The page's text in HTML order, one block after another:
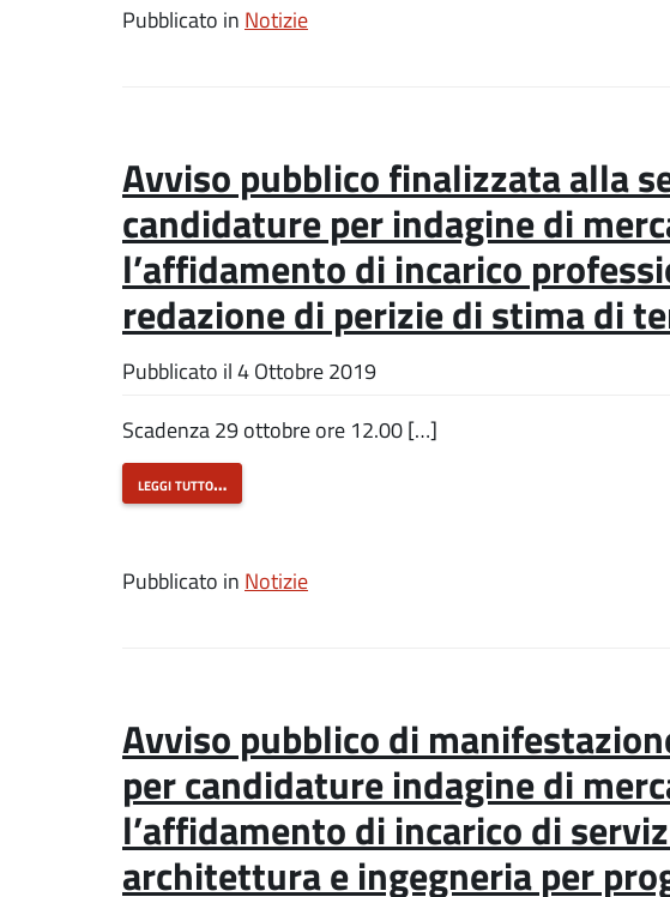
Pubblicato in Notizie
Avviso pubblico finalizzata alla
candidature per indagine di
l’affidamento di incarico
redazione di perizie di stima di
Pubblicato il 4 Ottobre 2019
Scadenza 29 ottobre ore 12.00 […]
leggi tutto…
Pubblicato in Notizie
Avviso pubblico di
per candidature indagine di
l’affidamento di incarico di
architettura e ingegneria per